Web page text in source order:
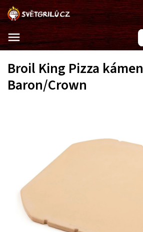
Broil King Pizza kámen
Baron/Crown